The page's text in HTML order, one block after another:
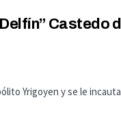
Castedo
Yrigoyen y se le